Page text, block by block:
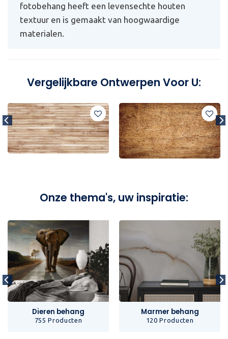
fotobehang heeft een levensechte houten
textuur en is gemaakt van hoogwaardige
materialen.
Vergelijkbare Ontwerpen Voor U:
Onze thema's, uw inspiratie:
Dieren behang
755 Producten
Marmer behang
120 Producten